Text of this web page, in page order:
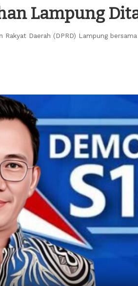
Lampung
Rakyat Daerah (DPRD) Lampung